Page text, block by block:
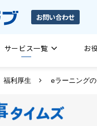
お問い合わせ
サービス一覧 お
福利厚生 eラーニング